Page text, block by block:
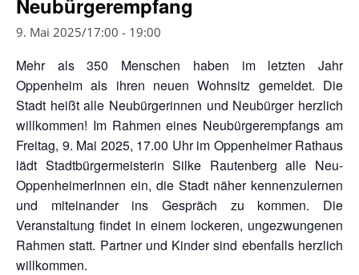
Neubürgerempfang
9. Mai 2025/17:00 - 19:00
Mehr als 350 Menschen haben im letzten Jahr
Oppenheim als ihren neuen Wohnsitz gemeldet. Die
Stadt heißt alle Neubürgerinnen und Neubürger herzlich
willkommen! Im Rahmen eines Neubürgerempfangs am
Freitag, 9. Mai 2025, 17.00 Uhr im Oppenheimer Rathaus
lädt Stadtbürgermeisterin Silke Rautenberg alle Neu-
OppenheimerInnen ein, die Stadt näher kennenzulernen
und miteinander ins Gespräch zu kommen. Die
Veranstaltung findet in einem lockeren, ungezwungenen
Rahmen statt. Partner und Kinder sind ebenfalls herzlich
willkommen.